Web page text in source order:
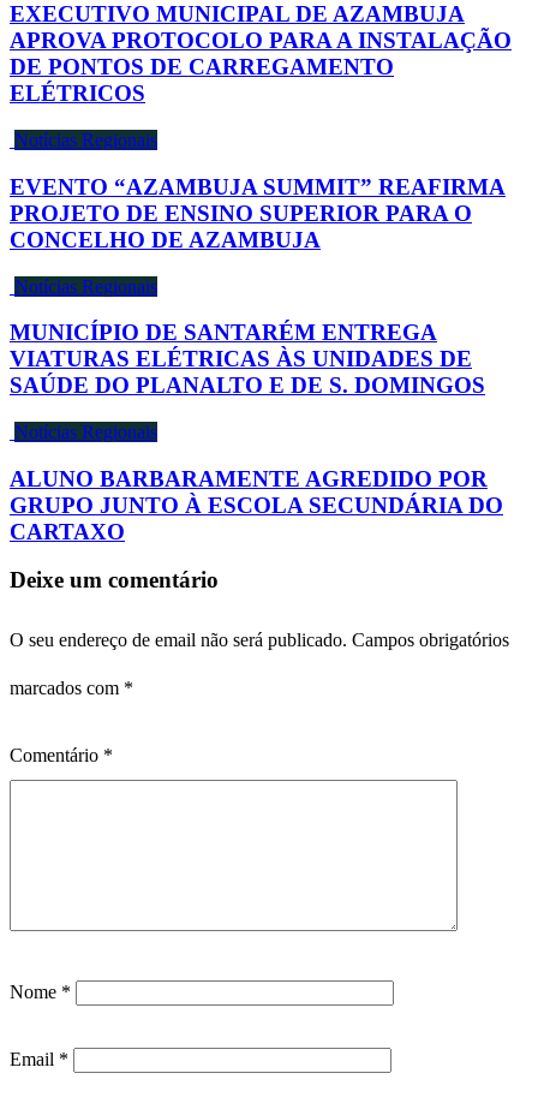
EXECUTIVO MUNICIPAL DE AZAMBUJA
APROVA PROTOCOLO PARA A INSTALAÇÃO
DE PONTOS DE CARREGAMENTO
ELÉTRICOS
Notícias Regionais
EVENTO “AZAMBUJA SUMMIT” REAFIRMA
PROJETO DE ENSINO SUPERIOR PARA O
CONCELHO DE AZAMBUJA
Notícias Regionais
MUNICÍPIO DE SANTARÉM ENTREGA
VIATURAS ELÉTRICAS ÀS UNIDADES DE
SAÚDE DO PLANALTO E DE S. DOMINGOS
Notícias Regionais
ALUNO BARBARAMENTE AGREDIDO POR
GRUPO JUNTO À ESCOLA SECUNDÁRIA DO
CARTAXO
Deixe um comentário
O seu endereço de email não será publicado. Campos obrigatórios
marcados com *
Comentário *
Nome *
Email *